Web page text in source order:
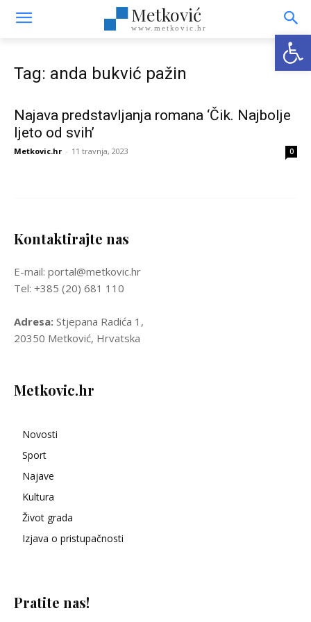
Metković
www.metkovic.hr
Tag: anda bukvić pažin
Najava predstavljanja romana ‘Čik. Najbolje
ljeto od svih’
Metkovic.hr - 11 travnja, 2023 0
Kontaktirajte nas
E-mail: portal@metkovic.hr
Tel: +385 (20) 681 110
Adresa: Stjepana Radića 1,
20350 Metković, Hrvatska
Metkovic.hr
Novosti
Sport
Najave
Kultura
Život grada
Izjava o pristupačnosti
Pratite nas!